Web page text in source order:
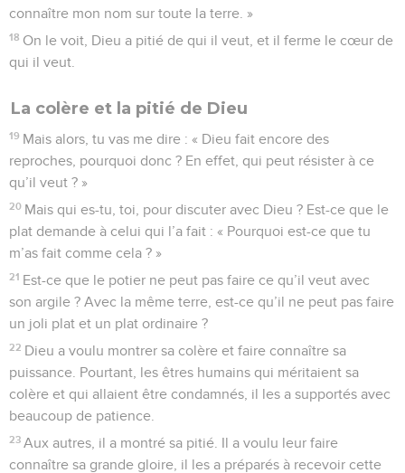
connaître mon nom sur toute la terre. »
18 On le voit, Dieu a pitié de qui il veut, et il ferme le cœur de
qui il veut.
La colère et la pitié de Dieu
19 Mais alors, tu vas me dire : « Dieu fait encore des
reproches, pourquoi donc ? En effet, qui peut résister à ce
qu’il veut ? »
20 Mais qui es-tu, toi, pour discuter avec Dieu ? Est-ce que le
plat demande à celui qui l’a fait : « Pourquoi est-ce que tu
m’as fait comme cela ? »
21 Est-ce que le potier ne peut pas faire ce qu’il veut avec
son argile ? Avec la même terre, est-ce qu’il ne peut pas faire
un joli plat et un plat ordinaire ?
22 Dieu a voulu montrer sa colère et faire connaître sa
puissance. Pourtant, les êtres humains qui méritaient sa
colère et qui allaient être condamnés, il les a supportés avec
beaucoup de patience.
23 Aux autres, il a montré sa pitié. Il a voulu leur faire
connaître sa grande gloire, il les a préparés à recevoir cette